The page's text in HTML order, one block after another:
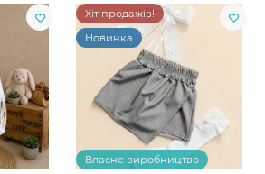
Хіт продажів!
Новинка
Власне виробництво